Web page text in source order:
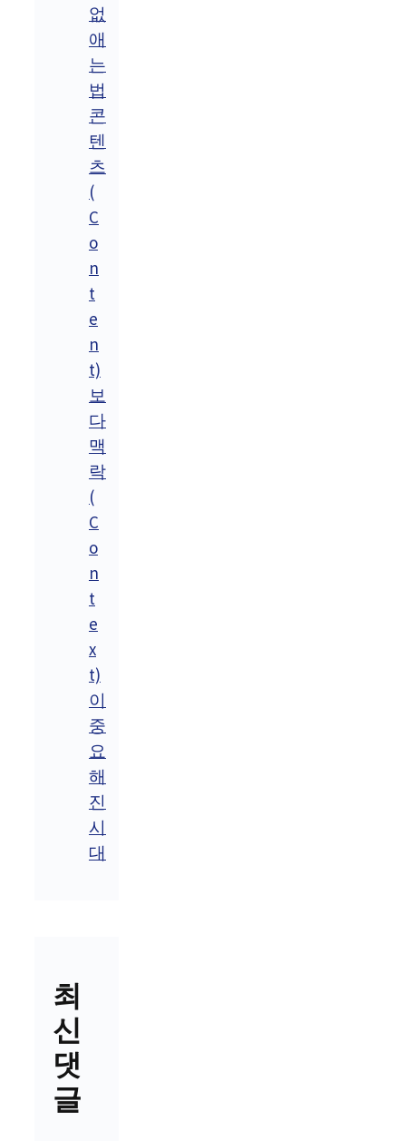
없
애
는
법
콘
텐
츠
(
C
o
n
t
e
n
t)
보
다
맥
락
(
C
o
n
t
e
x
t)
이
중
요
해
진
시
대
최
신
댓
글